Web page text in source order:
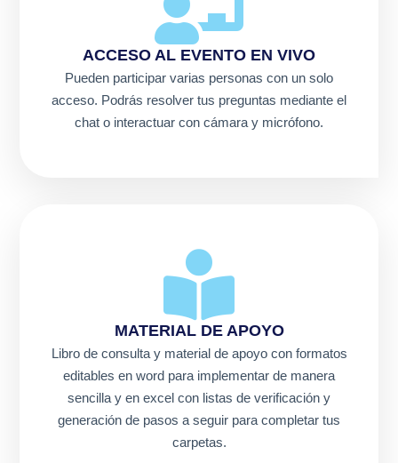
ACCESO AL EVENTO EN VIVO
Pueden participar varias personas con un solo
acceso. Podrás resolver tus preguntas mediante el
chat o interactuar con cámara y micrófono.
MATERIAL DE APOYO
Libro de consulta y material de apoyo con formatos
editables en word para implementar de manera
sencilla y en excel con listas de verificación y
generación de pasos a seguir para completar tus
carpetas.